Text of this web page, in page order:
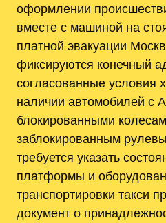
оформлении
вместе с машиной на
платной эвакуации
фиксируются конечный
согласованные условия
наличии автомобилей с
блокированными
заблокированным
требуется указать
платформы и
транспортировки такси
документ о